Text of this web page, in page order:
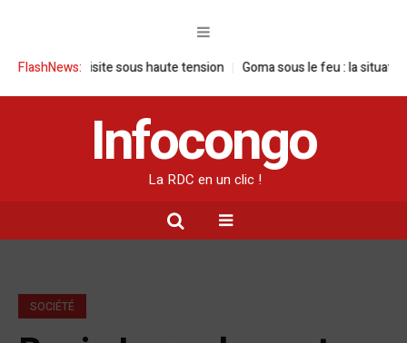
FlashNews:
visite sous haute tension Goma sous le feu : la situation
Infocongo
La RDC en un clic !
SOCIÉTÉ